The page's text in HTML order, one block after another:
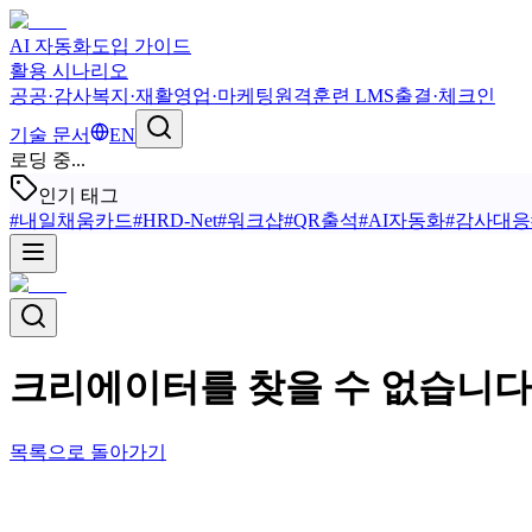
AI 자동화도입 가이드
활용 시나리오
공공·감사복지·재활영업·마케팅원격훈련 LMS출결·체크인
기술 문서
EN
로딩 중...
인기 태그
#내일채움카드#HRD-Net#워크샵#QR출석#AI자동화#감사대응
크리에이터를 찾을 수 없습니다
목록으로 돌아가기